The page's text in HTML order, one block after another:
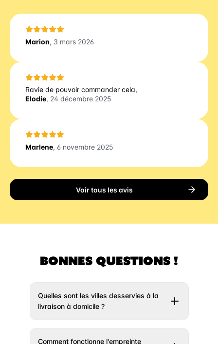
Marion, 3 mars 2026
Ravie de pouvoir commander cela,
Elodie, 24 décembre 2025
Marlene, 6 novembre 2025
Voir tous les avis
BONNES QUESTIONS !
Quelles sont les villes desservies à la
livraison à domicile ?
Comment fonctionne l'empreinte